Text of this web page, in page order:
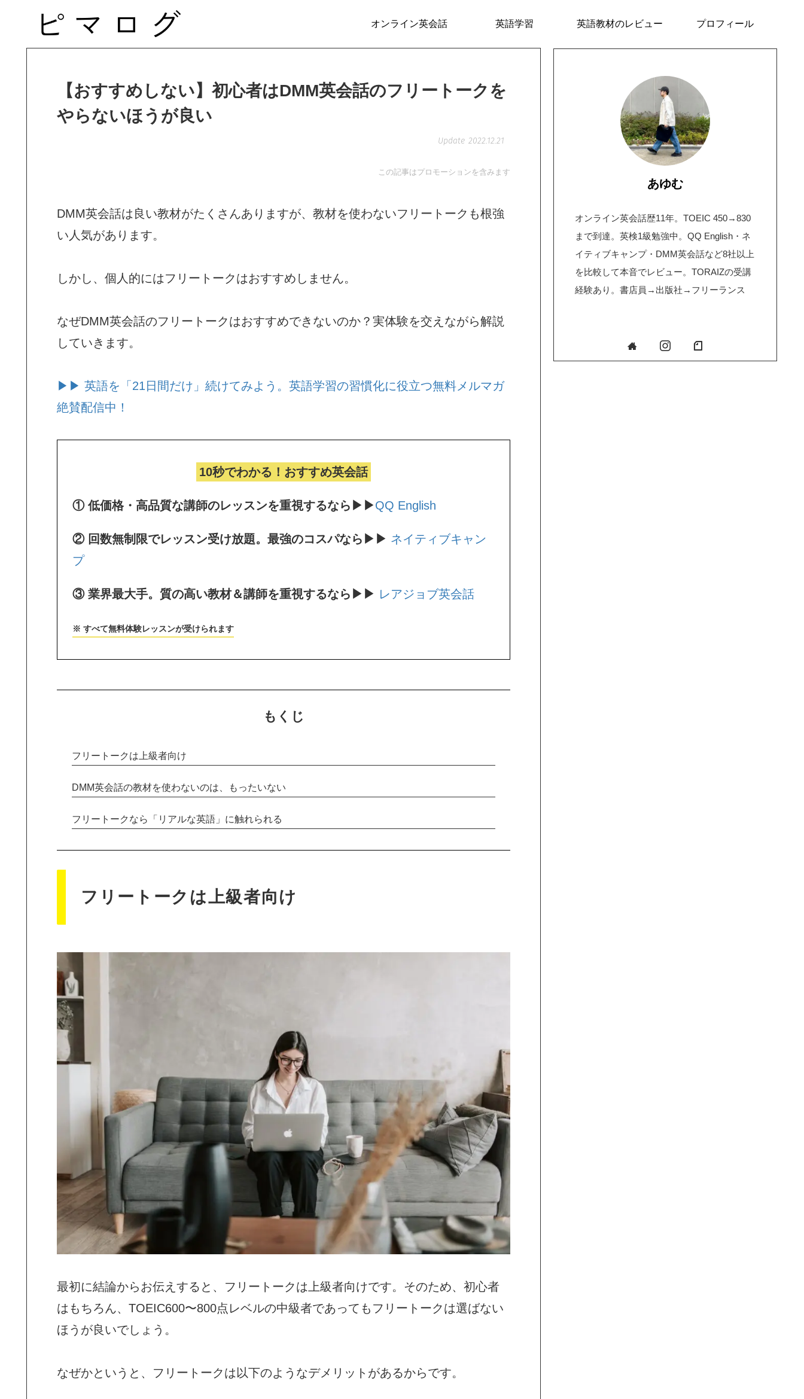
オンライン英会話 英語学習 英語教材のレビュー プロフィール
【おすすめしない】初心者はDMM英会話のフリートークを
やらないほうが良い
2022.12.21
この記事はプロモーションを含みます
DMM英会話は良い教材がたくさんありますが、教材を使わないフリートークも根強
い人気があります。
しかし、個人的にはフリートークはおすすめしません。
なぜDMM英会話のフリートークはおすすめできないのか？実体験を交えながら解説
していきます。
▶▶ 英語を「21日間だけ」続けてみよう。 英語学習の習慣化に役立つ無料メルマガ
絶賛配信中！
10秒でわかる！おすすめ英会話
① 低価格・高品質な講師のレッスンを重視するなら▶▶QQ English
② 回数無制限でレッスン受け放題。最強のコスパなら▶▶ ネイティブキャン
プ
③ 業界最大手。質の高い教材＆講師を重視するなら▶▶ レアジョブ英会話
※ すべて無料体験レッスンが受けられます
もくじ
フリートークは上級者向け
DMM英会話の教材を使わないのは、もったいない
フリートークなら「リアルな英語」に触れられる
フリートークは上級者向け
最初に結論からお伝えすると、フリートークは上級者向けです。そのため、初心者
はもちろん、TOEIC600〜800点レベルの中級者であってもフリートークは選ばない
ほうが良いでしょう。
なぜかというと、フリートークは以下のようなデメリットがあるからです。
あゆむ
オンライン英会話歴11年。TOEIC 450→830
まで到達。英検1級勉強中。QQ English・ネ
イティブキャンプ・DMM英会話など8社以上
を比較して本音でレビュー。TORAIZの受講
経験あり。書店員→出版社→フリーランス